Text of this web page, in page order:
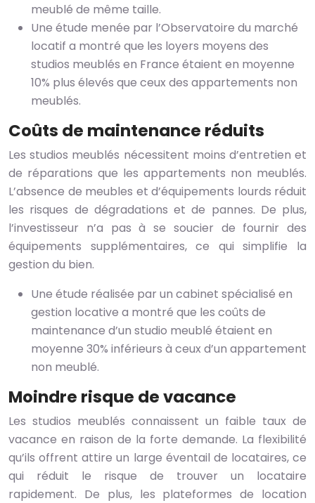
meublé de même taille.
Une étude menée par l’Observatoire du marché
locatif a montré que les loyers moyens des
studios meublés en France étaient en moyenne
10% plus élevés que ceux des appartements non
meublés.
Coûts de maintenance réduits
Les studios meublés nécessitent moins d’entretien et
de réparations que les appartements non meublés.
L’absence de meubles et d’équipements lourds réduit
les risques de dégradations et de pannes. De plus,
l’investisseur n’a pas à se soucier de fournir des
équipements supplémentaires, ce qui simplifie la
gestion du bien.
Une étude réalisée par un cabinet spécialisé en
gestion locative a montré que les coûts de
maintenance d’un studio meublé étaient en
moyenne 30% inférieurs à ceux d’un appartement
non meublé.
Moindre risque de vacance
Les studios meublés connaissent un faible taux de
vacance en raison de la forte demande. La flexibilité
qu’ils offrent attire un large éventail de locataires, ce
qui réduit le risque de trouver un locataire
rapidement. De plus, les plateformes de location